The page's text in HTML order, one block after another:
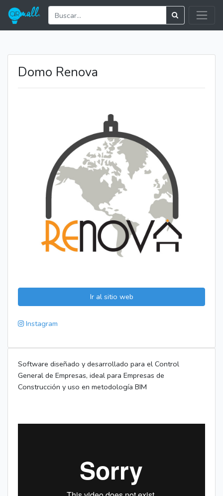
Domo Renova
Ir al sitio web
Instagram
Software diseñado y desarrollado para el Control
General de Empresas, ideal para Empresas de
Construcción y uso en metodología BIM